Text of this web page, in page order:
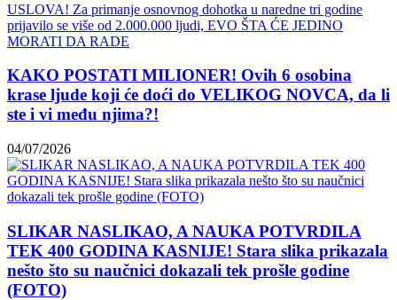
KAKO POSTATI MILIONER! Ovih 6 osobina
krase ljude koji će doći do VELIKOG NOVCA, da li
ste i vi među njima?!
04/07/2026
SLIKAR NASLIKAO, A NAUKA POTVRDILA
TEK 400 GODINA KASNIJE! Stara slika prikazala
nešto što su naučnici dokazali tek prošle godine
(FOTO)